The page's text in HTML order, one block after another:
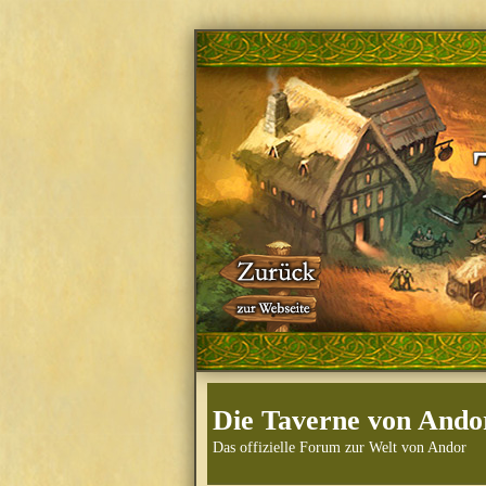
Die Taverne von
Das offizielle Forum zur Welt von Andor